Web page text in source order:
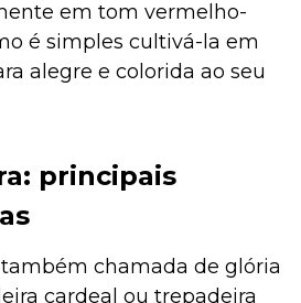
em tom vermelho-
é simples cultivá-la em
alegre e colorida ao seu
principais
também chamada de glória
cardeal ou trepadeira